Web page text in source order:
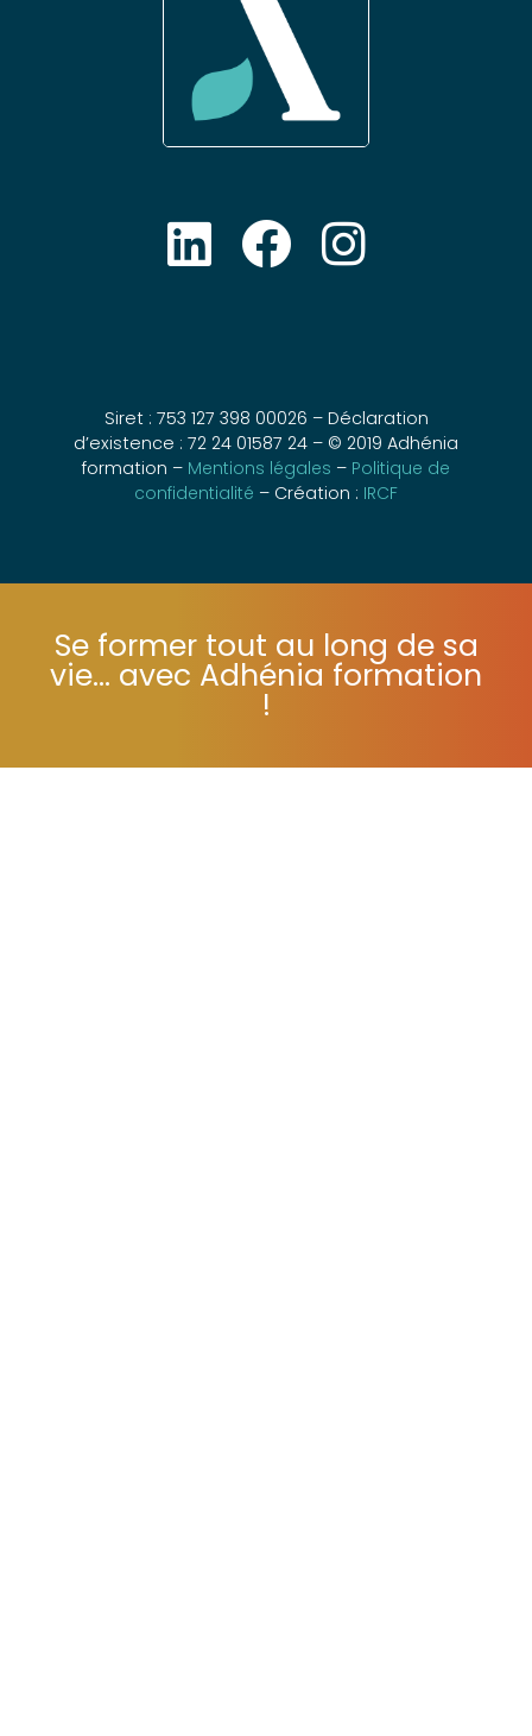
Siret : 753 127 398 00026 – Déclaration
d’existence : 72 24 01587 24 – © 2019 Adhénia
formation – Mentions légales – Politique de
confidentialité – Création : IRCF
Se former tout au long de sa
vie... avec Adhénia formation
!